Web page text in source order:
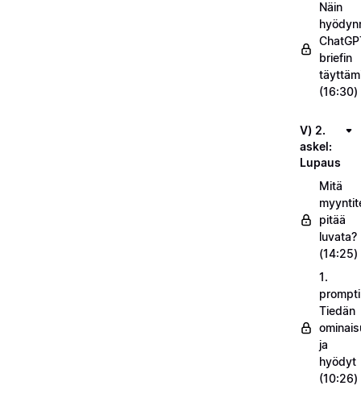
Näin
briefin
(16:30)
V) 2.
askel:
Lupaus
Mitä
pitää
luvata?
(14:25)
1.
Tiedän
ja
hyödyt
(10:26)